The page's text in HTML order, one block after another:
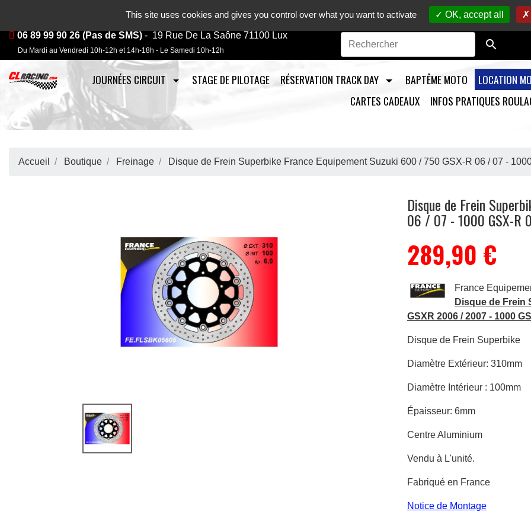
Journées, stages et baptêmes moto sur circuit /Vente en ligne de pièces détachées moto /
06 89 99 90 26 (Pas de SMS) - 19 Rue De La Saône 71100 Lux
Du Mardi au Vendredi 10h-12h et 14h-18h - Le Samedi 10h-12h 
JOURNÉES CIRCUIT STAGE DE PILOTAGE RÉSERVATION TRACK DAY BAPTÊME MOTO
LOCATION
CARTES CADEAUX
INFOS PRATIQUES
Accueil Boutique Freinage Disque de Frein Superbike France Equipement Suzuki 600 / 750 GSX-R 06 / 07 -
Disque de Frein
06 / 07 - 1000 GSX-R
289,90 €
France
Disque de Frein
GSXR 2006 / 2007 - 1000
Disque de Frein Superbike
Diamètre Extérieur: 310mm
Diamètre Intérieur : 100mm
Épaisseur: 6mm
Centre Aluminium
Vendu à L'unité.
Fabriqué en France
Notice de Montage
This site uses cookies and gives you control over what you want to activate OK, accept all